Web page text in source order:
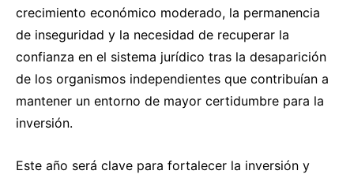
crecimiento económico moderado, la permanencia
de inseguridad y la necesidad de recuperar la
confianza en el sistema jurídico tras la desaparición
de los organismos independientes que contribuían a
mantener un entorno de mayor certidumbre para la
inversión.
Este año será clave para fortalecer la inversión y